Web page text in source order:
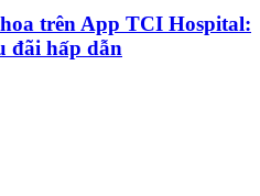
trên App TCI Hospital:
đãi hấp dẫn